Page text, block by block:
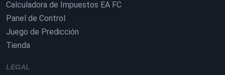
Calculadora de Impuestos EA FC
Panel de Control
Juego de Predicción
Tienda
LEGAL